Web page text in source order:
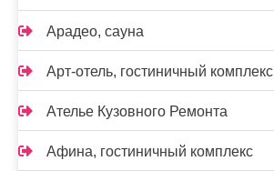
Арадео, сауна
Арт-отель, гостиничный комплекс
Ателье Кузовного Ремонта
Афина, гостиничный комплекс